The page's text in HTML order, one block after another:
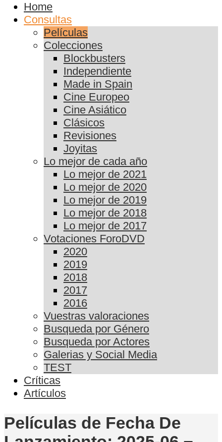
Home
Consultas
Películas
Colecciones
Blockbusters
Independiente
Made in Spain
Cine Europeo
Cine Asiático
Clásicos
Revisiones
Joyitas
Lo mejor de cada año
Lo mejor de 2021
Lo mejor de 2020
Lo mejor de 2019
Lo mejor de 2018
Lo mejor de 2017
Votaciones ForoDVD
2020
2019
2018
2017
2016
Vuestras valoraciones
Busqueda por Género
Busqueda por Actores
Galerias y Social Media
TEST
Críticas
Artículos
Películas de Fecha De